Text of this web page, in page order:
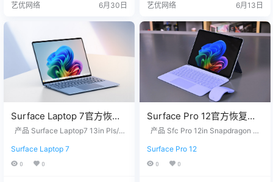
7650007 站长推荐 1. 购买之前请
任何问题请联系我们，服务包满
意。 2…
艺优网络 6月30日
…
艺优网络 6月13日
Surface Laptop 7官方恢复
镜像24H2版本
0_2025.603.10570967.zip
网盘下载
产品 Surface Laptop7 13in Pls/1
24H2 Surface Laptop7 15in BSKU
- Windows 11 Home Version 24H2
Surface Laptop 7
0 0
Surface Pro 12官方恢复镜
像25H2版本
napdragon_BMR_172010_2
026.129.11766857.zip网盘
产品 Sfc Pro 12in Snapdragon P/
n 25H2 没有找到您需要的文件？
请联系我们，提供您设备上的12位
Surface Pro 12
0 0